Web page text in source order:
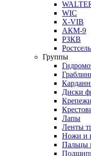
WIC
X-VIB
АКМ-9
РЗКВ
Группы
Диски
Крепежи
Лапы
Ленты
Ножи и
Пальцы